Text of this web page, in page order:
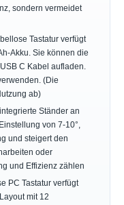
sondern vermeidet
Tastatur verfügt
Akku. Sie können die
C Kabel aufladen.
(Die
ab)
Ständer an
von 7-10°,
und steigert den
oder
und Effizienz zählen
PC Tastatur verfügt
mit 12